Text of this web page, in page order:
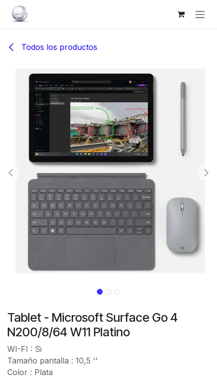
Ir al contenido
Todos los productos
Tablet - Microsoft Surface Go 4
N200/8/64 W11 Platino
WI-FI : Si
Tamaño pantalla : 10,5 ''
Color : Plata